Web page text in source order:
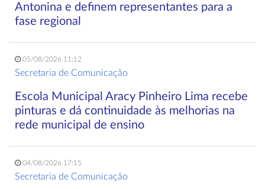
Antonina e definem representantes para a
fase regional
05/08/2026 11:12
Secretaria de Comunicação
Escola Municipal Aracy Pinheiro Lima recebe
pinturas e dá continuidade às melhorias na
rede municipal de ensino
04/08/2026 17:15
Secretaria de Comunicação